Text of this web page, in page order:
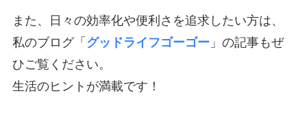
また、日々の効率化や便利さを追求したい方は、
私のブログ「 グッドライフゴーゴー 」の記事もぜ
ひご覧ください。
生活のヒントが満載です！